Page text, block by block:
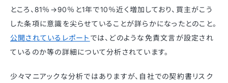
ところ、81％→90％と1年で10％近く増加しており、買主がこう
した条項に意識を尖らせていることが詳らかになったとのこと。
公開されているレポート では、どのような免責文言が設定され
ているのか等の詳細について分析されています。
少々マニアックな分析ではありますが、自社での契約書リスク